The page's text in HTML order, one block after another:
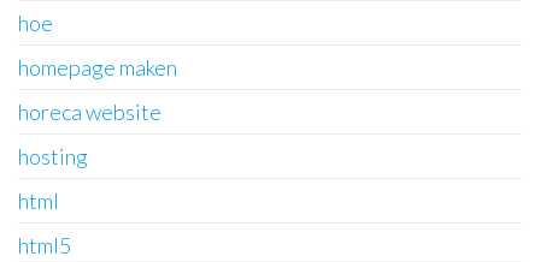
hoe
homepage maken
horeca website
hosting
html
html5